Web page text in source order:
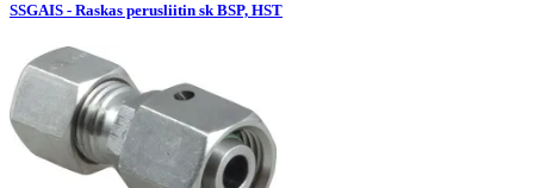
SSGAIS - Raskas perusliitin sk BSP, HST